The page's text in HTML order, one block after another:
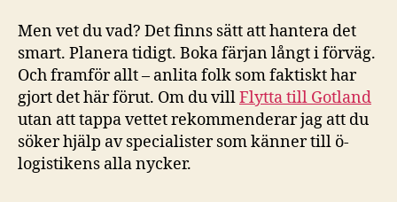
Men vet du vad? Det finns sätt att hantera det
smart. Planera tidigt. Boka färjan långt i förväg.
Och framför allt – anlita folk som faktiskt har
gjort det här förut. Om du villFlytta till Gotland
utan att tappa vettet rekommenderar jag att du
söker hjälp av specialister som känner till ö-
logistikens alla nycker.